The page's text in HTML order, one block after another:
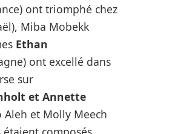
ont triomphé chez
Miba Mobekk
Ethan
ont excellé dans
sur
et Annette
Aleh et Molly Meech